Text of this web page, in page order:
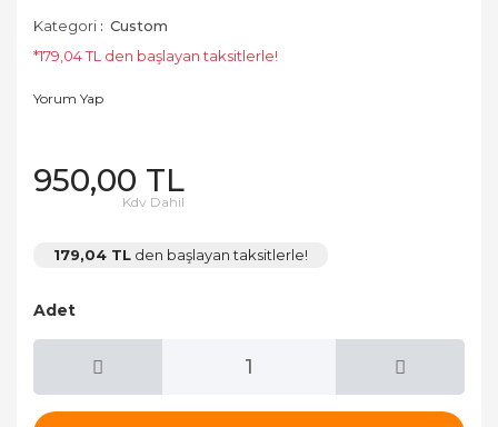
Kategori
Custom
*179,04 TL den başlayan taksitlerle!
Yorum Yap
950,00 TL
Kdv Dahil
179,04 TL den başlayan taksitlerle!
Adet